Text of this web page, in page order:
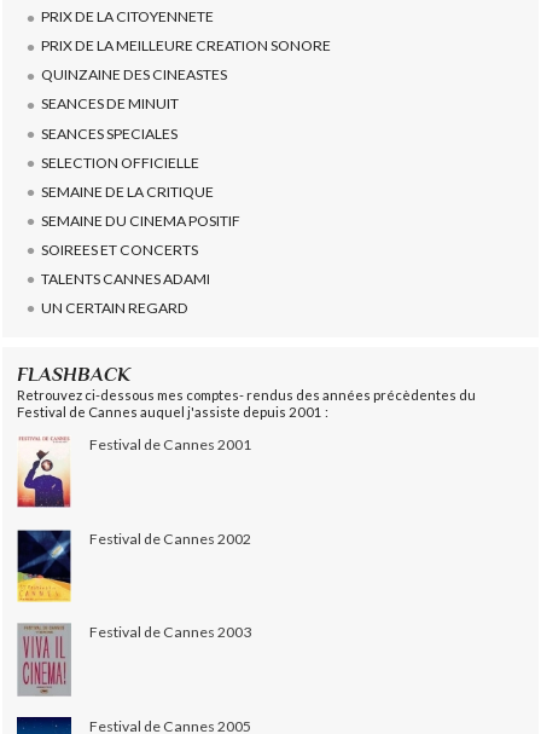
PRIX DE LA CITOYENNETE
PRIX DE LA MEILLEURE CREATION SONORE
QUINZAINE DES CINEASTES
SEANCES DE MINUIT
SEANCES SPECIALES
SELECTION OFFICIELLE
SEMAINE DE LA CRITIQUE
SEMAINE DU CINEMA POSITIF
SOIREES ET CONCERTS
TALENTS CANNES ADAMI
UN CERTAIN REGARD
FLASHBACK
Retrouvez ci-dessous mes comptes- rendus des années précèdentes du
Festival de Cannes auquel j'assiste depuis 2001 :
Festival de Cannes 2001
Festival de Cannes 2002
Festival de Cannes 2003
Festival de Cannes 2005